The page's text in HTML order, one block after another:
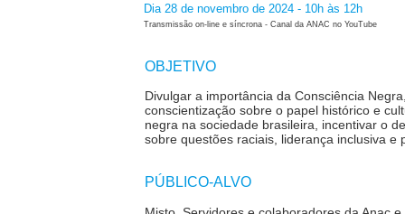
Dia 28 de novembro de 2024 - 10h às 12h
Transmissão on-line e síncrona - Canal da ANAC no YouTube
OBJETIVO
Divulgar a importância da Consciência
conscientização sobre o papel histórico e
negra na sociedade brasileira, incentivar o
sobre questões raciais, liderança inclusiva e
PÚBLICO-ALVO